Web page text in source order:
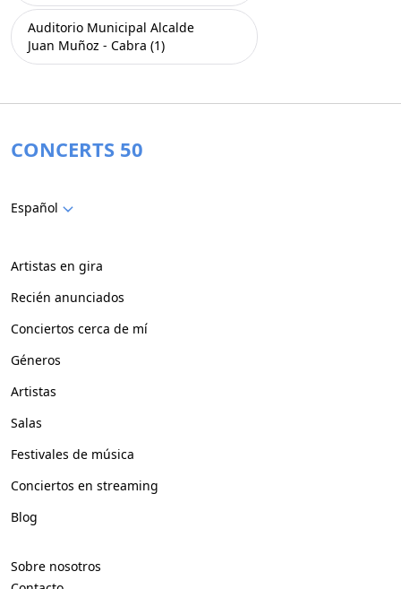
Auditorio Municipal Alcalde
Juan Muñoz - Cabra (1)
CONCERTS 50
Español
Artistas en gira
Recién anunciados
Conciertos cerca de mí
Géneros
Artistas
Salas
Festivales de música
Conciertos en streaming
Blog
Sobre nosotros